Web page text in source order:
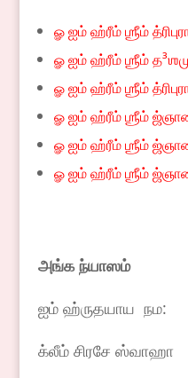
ௐ ஐம் ஹ்ரீம் ஶ்ரீம்
ௐ ஐம் ஹ்ரீம் ஶ்ரீம்
ௐ ஐம் ஹ்ரீம் ஶ்ரீம்
ௐ ஐம் ஹ்ரீம் ஶ்ரீம்
ௐ ஐம் ஹ்ரீம் ஶ்ரீம்
ௐ ஐம் ஹ்ரீம் ஶ்ரீம்
அங்க ந்யாஸம்
ஐம் ஹ்ருதயாய நம:
க்லீம் சிரசே ஸ்வாஹா